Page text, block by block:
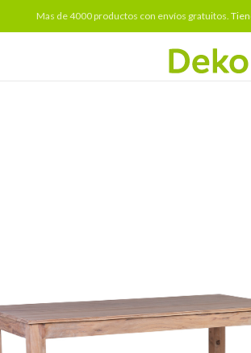
Mas de 4000 productos con envíos gratuitos.